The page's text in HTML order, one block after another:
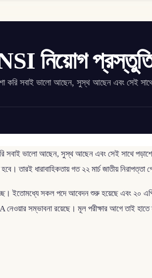
NSI নিয়োগ
করি সবাই ভালো আছেন, সুস্থ আছেন এবং সেই
সবাই ভালো আছেন, সুস্থ আছেন এবং সেই সাথে
তারই ধারাবাহিকতায় গত ২২ মার্চ জাতীয়
ইতোমধ্যে সকল পদে আবেদন শুরু হয়েছে এবং ২০
নেওয়ার সম্ভাবনা রয়েছে। মূল পরীক্ষার আগে তাই